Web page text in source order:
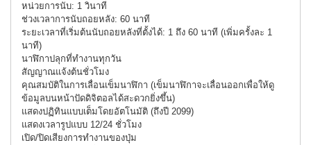
หน่วยการนับ: 1 วินาที
ช่วงเวลาการนับถอยหลัง: 60 นาที
ระยะเวลาที่เริ่มต้นนับถอยหลังที่ตั้งได้: 1 ถึง 60 นาที (เพิ่มครั้งละ 1
นาที)
นาฬิกาปลุกที่ทำงานทุกวัน
สัญญาณแจ้งต้นชั่วโมง
คุณสมบัติในการเลื่อนเข็มนาฬิกา (เข็มนาฬิกาจะเลื่อนออกเพื่อให้ดู
ข้อมูลบนหน้าปัดดิจิตอลได้สะดวกยิ่งขึ้น)
แสดงปฏิทินแบบเต็มโดยอัตโนมัติ (ถึงปี 2099)
แสดงเวลารูปแบบ 12/24 ชั่วโมง
เปิด/ปิดเสียงการทำงานของปุ่ม